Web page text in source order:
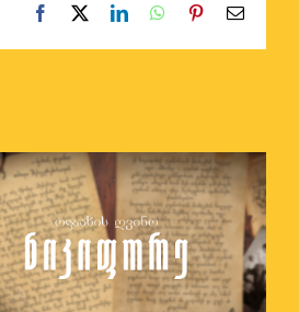
Facebook LinkedInWhatsApp
PinterestEmail